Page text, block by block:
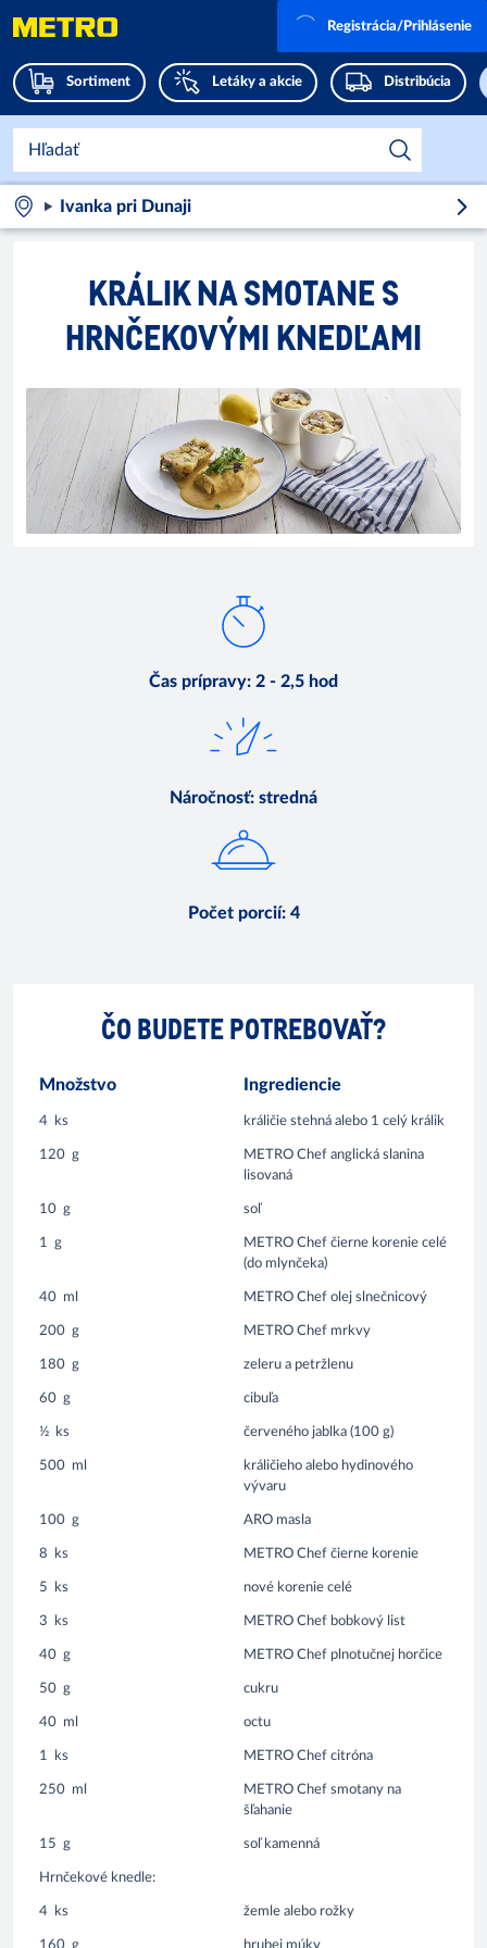
Sortiment Letáky a akcie Distribúcia
Registrácia/Prihlásenie
Ivanka pri Dunaji
KRÁLIK NA SMOTANE S
HRNČEKOVÝMI KNEDĽAMI
Čas prípravy: 2 - 2,5 hod
Náročnosť: stredná
Počet porcií: 4
ČO BUDETE POTREBOVAŤ?
Množstvo Ingrediencie
4 ks králičie stehná alebo 1 celý králik
120 g
METRO Chef anglická slanina
lisovaná
10 g soľ
1 g
METRO Chef čierne korenie celé
(do mlynčeka)
40 ml METRO Chef olej slnečnicový
200 g METRO Chef mrkvy
180 g zeleru a petržlenu
60 g cibuľa
½ ks červeného jablka (100 g)
500 ml
králičieho alebo hydinového
vývaru
100 g ARO masla
8 ks METRO Chef čierne korenie
5 ks nové korenie celé
3 ks METRO Chef bobkový list
40 g METRO Chef plnotučnej horčice
50 g cukru
40 ml octu
1 ks METRO Chef citróna
250 ml
METRO Chef smotany na
šľahanie
15 g soľ kamenná
Hrnčekové knedle:
4 ks žemle alebo rožky